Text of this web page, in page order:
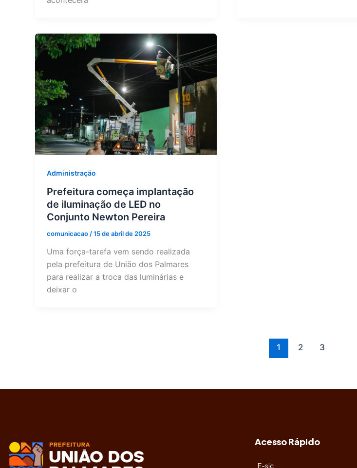
Administração
Prefeitura começa implantação
de iluminação de LED no
Conjunto Newton Pereira
comunicacao /15 de abril de 2025
Uma força-tarefa vem sendo realizada
pela prefeitura de União dos Palmares
para realizar a troca das luminárias e
deixar o
1 2 3
Acesso Rápido
E-sic